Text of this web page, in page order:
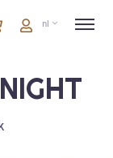
artikelen
Account
nl